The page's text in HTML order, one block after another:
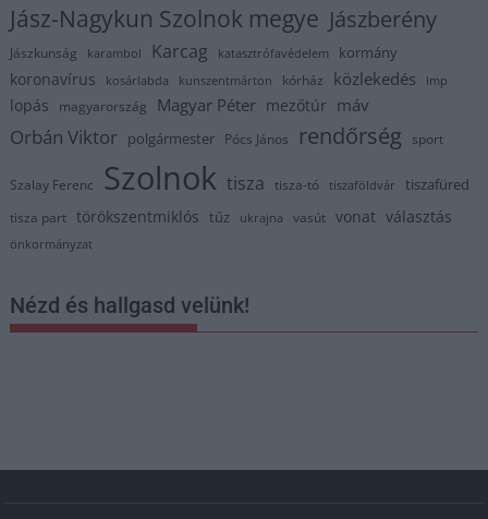
Jász-Nagykun Szolnok megye Jászberény
Jászkunság karambol Karcag katasztrófavédelem kormány
koronavírus kosárlabda kunszentmárton kórház közlekedés lmp
lopás magyarország Magyar Péter mezőtúr máv
Orbán Viktor polgármester Pócs János rendőrség sport
Szalay Ferenc Szolnok tisza tisza-tó tiszaföldvár tiszafüred
tisza part törökszentmiklós tűz ukrajna vasút vonat választás
önkormányzat
Nézd és hallgasd velünk!